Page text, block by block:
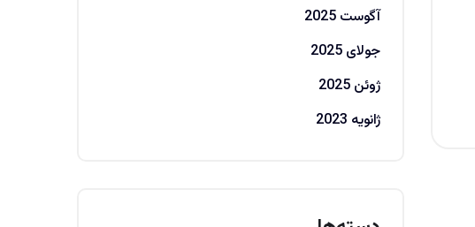
آگوست 2025
جولای 2025
ژوئن 2025
ژانویه 2023